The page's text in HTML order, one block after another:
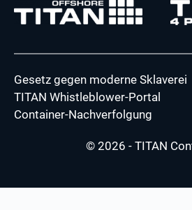
Gesetz gegen moderne Sklaverei
TITAN Whistleblower-Portal
Container-Nachverfolgung
© 2026 - TITAN